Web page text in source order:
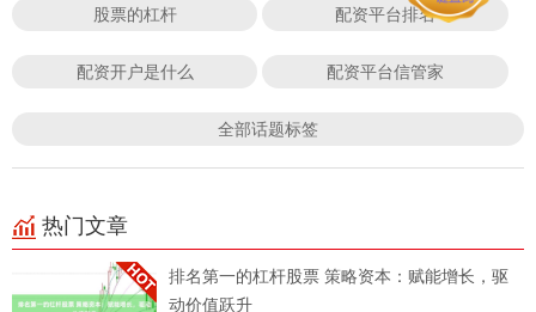
股票的杠杆 配资平台排名
配资开户是什么 配资平台信管家
全部话题标签
热门文章
排名第一的杠杆股票 策略资本：赋能增长，驱
动价值跃升